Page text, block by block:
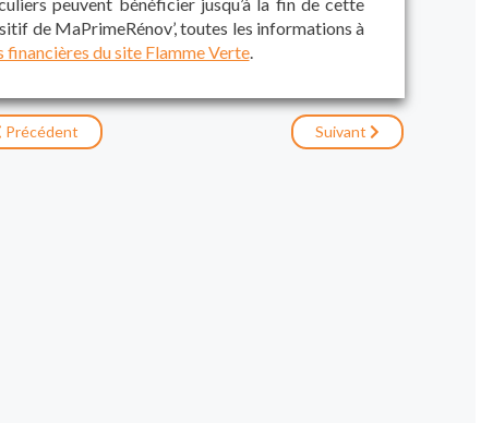
de MaPrimeRénov’, toutes les informations à
du site Flamme Verte.
Précédent Suivant